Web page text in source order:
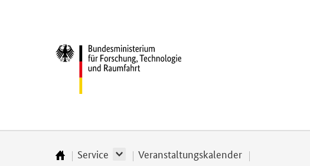
(Eingabetaste)
(Eingabetaste)
(Eingabetaste)
Bundesministerium
und
Raumfahrt
Startseite
Service Veranstaltungskalender